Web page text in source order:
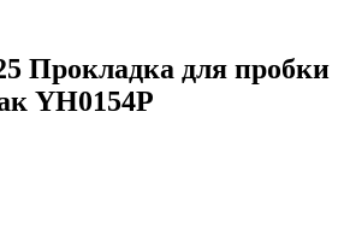
Прокладка для пробки
YH0154P